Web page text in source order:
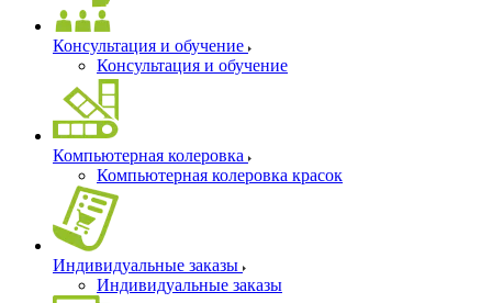
Консультация и обучение
Консультация и обучение
Компьютерная колеровка
Компьютерная колеровка красок
Индивидуальные заказы
Индивидуальные заказы